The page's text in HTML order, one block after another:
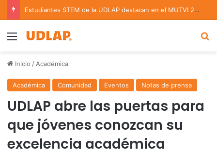
Estudiantes STEM de la UDLAP destacan en el MUTVI 2026
Menu
Inicio / Académica
Académica Comunidad Eventos Notas de prensa
UDLAP abre las puertas para
que jóvenes conozcan su
excelencia académica